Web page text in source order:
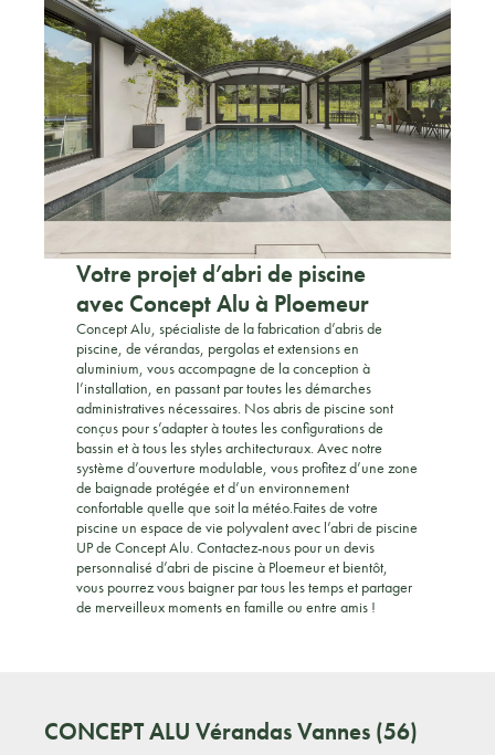
Votre projet d’abri de piscine
avec Concept Alu à Ploemeur
Concept Alu, spécialiste de la fabrication d’abris de
piscine, de vérandas, pergolas et extensions en
aluminium, vous accompagne de la conception à
l’installation, en passant par toutes les démarches
administratives nécessaires. Nos abris de piscine sont
conçus pour s’adapter à toutes les configurations de
bassin et à tous les styles architecturaux. Avec notre
système d’ouverture modulable, vous profitez d’une zone
de baignade protégée et d’un environnement
confortable quelle que soit la météo.Faites de votre
piscine un espace de vie polyvalent avec l’abri de piscine
UP de Concept Alu. Contactez-nous pour un devis
personnalisé d’abri de piscine à Ploemeur et bientôt,
vous pourrez vous baigner par tous les temps et partager
de merveilleux moments en famille ou entre amis !
CONCEPT ALU Vérandas Vannes (56)